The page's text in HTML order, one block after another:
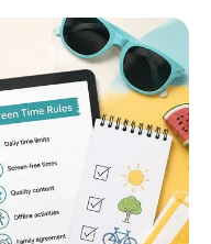
seine Entspannung.
Die ei
ob Ihr Kind ein Han
sondern ob es bereit
einmal genauer an, w
…